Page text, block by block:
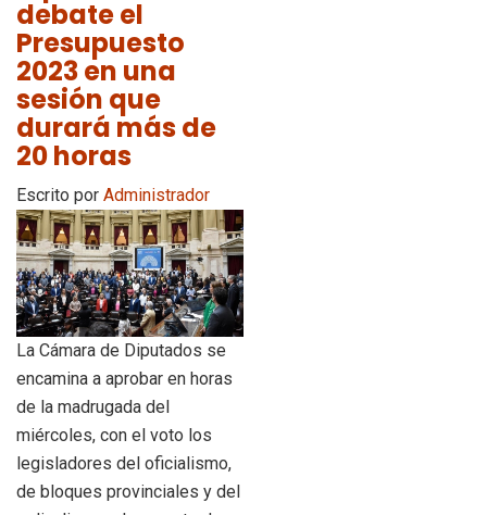
debate el
Presupuesto
2023 en una
sesión que
durará más de
20 horas
Escrito por Administrador
La Cámara de Diputados se
encamina a aprobar en horas
de la madrugada del
miércoles, con el voto los
legisladores del oficialismo,
de bloques provinciales y del